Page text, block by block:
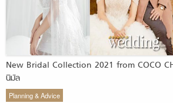
New Bridal Collection 2021 from COCO
นิมัล
Planning & Advice